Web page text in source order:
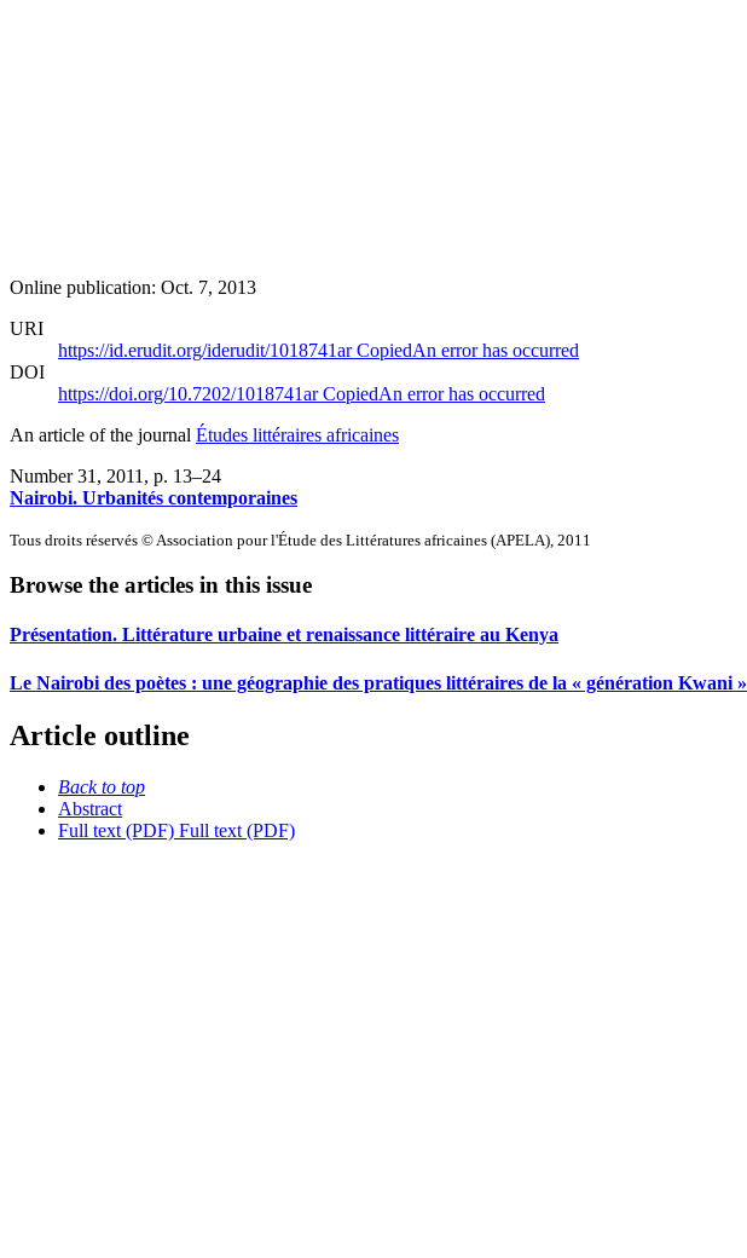
Online publication: Oct. 7, 2013
URI
https://id.erudit.org/iderudit/1018741arCopiedAn error has occurred
DOI
https://doi.org/10.7202/1018741arCopiedAn error has occurred
An article of the journal Études littéraires africaines
Number 31, 2011 , p. 13–24
Nairobi. Urbanités contemporaines
Tous droits réservés © Association pour l'Étude des Littératures africaines (APELA), 2011
Browse the articles in this issue
Présentation. Littérature urbaine et renaissance littéraire au Kenya
Le Nairobi des poètes : une géographie des pratiques littéraires de la « génération Kwani »
Article outline
Back to top
Abstract
Full text (PDF) Full text (PDF)